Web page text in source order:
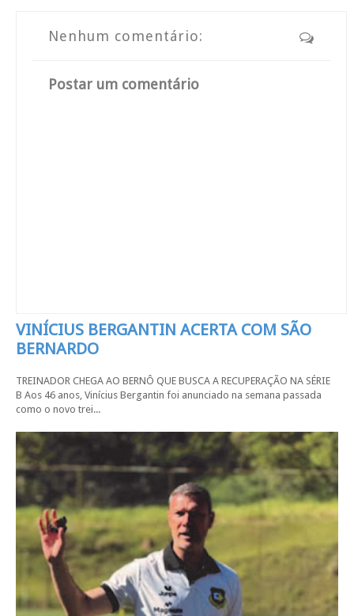
Nenhum comentário:
Postar um comentário
VINÍCIUS BERGANTIN ACERTA COM SÃO
BERNARDO
TREINADOR CHEGA AO BERNÔ QUE BUSCA A RECUPERAÇÃO NA SÉRIE
B Aos 46 anos, Vinícius Bergantin foi anunciado na semana passada
como o novo trei...